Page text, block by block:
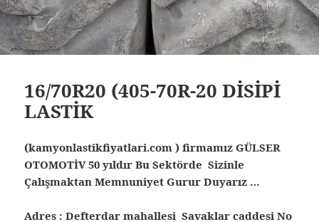
16/70R20 (405-70R-20 DİSİPİ
LASTİK
(kamyonlastikfiyatlari.com ) firmamız GÜLSER
OTOMOTİV 50 yıldır Bu Sektörde Sizinle
Çalışmaktan Memnuniyet Gurur Duyarız …
Adres : Defterdar mahallesi Savaklar caddesi No